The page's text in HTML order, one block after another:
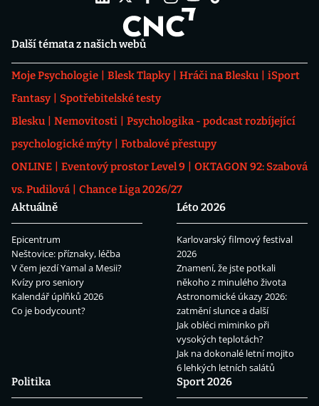
Další témata z našich webů
Moje Psychologie Blesk Tlapky Hráči na Blesku
iSport
Fantasy
Spotřebitelské testy
Blesku
Nemovitosti
Psychologika - podcast rozbíjející
psychologické mýty
Fotbalové přestupy
ONLINE
Eventový prostor Level 9
OKTAGON 92: Szabová
vs. Pudilová
Chance Liga 2026/27
Aktuálně
Epicentrum
Neštovice: příznaky, léčba
V čem jezdí Yamal a Mesii?
Kvízy pro seniory
Kalendář úplňků 2026
Co je bodycount?
Léto 2026
Karlovarský filmový festival
2026
Znamení, že jste potkali
někoho z minulého života
Astronomické úkazy 2026:
zatmění slunce a další
Jak obléci miminko při
vysokých teplotách?
Jak na dokonalé letní mojito
6 lehkých letních salátů
Politika
Sport 2026